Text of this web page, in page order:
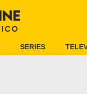
SERIES